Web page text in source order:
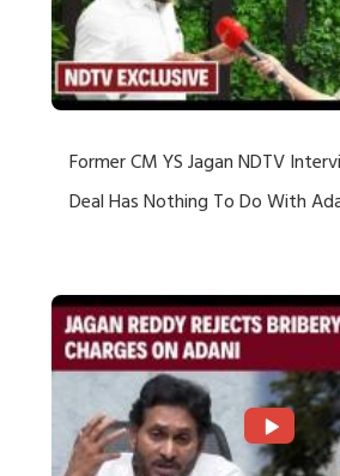
Former CM YS Jagan NDTV
Deal Has Nothing To Do With